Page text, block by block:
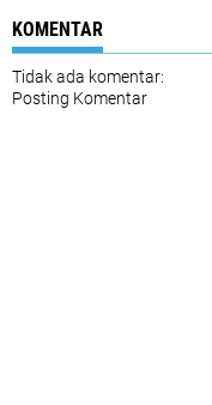
KOMENTAR
Tidak ada komentar:
Posting Komentar